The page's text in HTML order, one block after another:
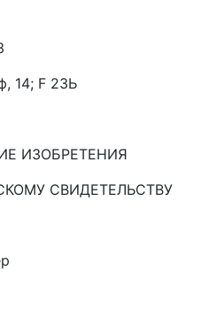
14; F 23Ь
ИЗОБРЕТЕНИЯ
СВИДЕТЕЛЬСТВУ